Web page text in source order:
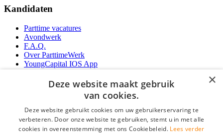
Kandidaten
Parttime vacatures
Avondwerk
F.A.Q.
Over ParttimeWerk
YoungCapital IOS App
Parttime personeel
Vacature aanmelden
Bereken uw tarief
×
Deze website maakt gebruik
van cookies.
Deze website gebruikt cookies om uw gebruikerservaring te
verbeteren. Door onze website te gebruiken, stemt u in met alle
cookies in overeenstemming met ons Cookiebeleid. Lees verder